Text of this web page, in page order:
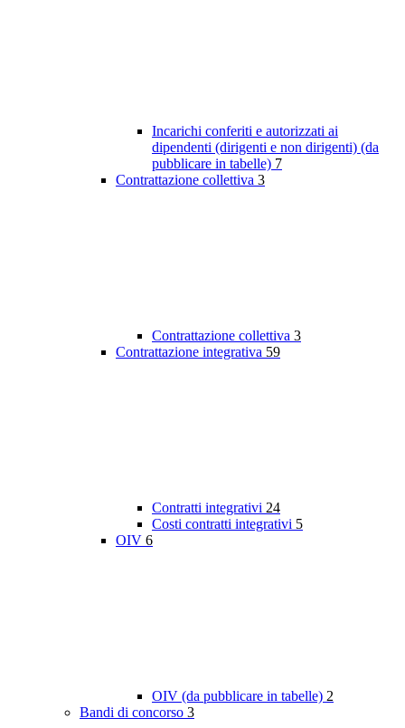
Incarichi conferiti e autorizzati ai
dipendenti (dirigenti e non dirigenti) (da
pubblicare in tabelle) 7
Contrattazione collettiva 3
Contrattazione collettiva 3
Contrattazione integrativa 59
Contratti integrativi 24
Costi contratti integrativi 5
OIV 6
OIV (da pubblicare in tabelle) 2
Bandi di concorso 3